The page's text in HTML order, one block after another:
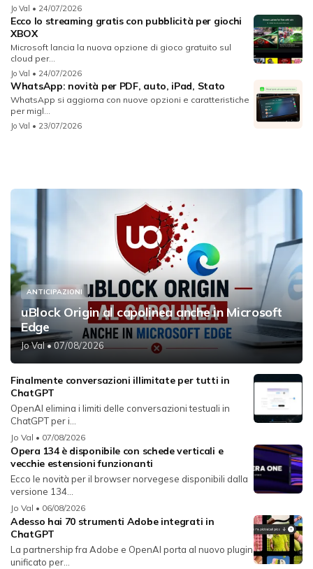
Jo Val • 24/07/2026
Ecco lo streaming gratis con pubblicità per giochi
XBOX
Microsoft lancia la nuova opzione di gioco gratuito sul
cloud per...
Jo Val • 24/07/2026
WhatsApp: novità per PDF, auto, iPad, Stato
WhatsApp si aggiorna con nuove opzioni e caratteristiche
per migl...
Jo Val • 23/07/2026
ANTICIPAZIONI
uBlock Origin al capolinea anche in Microsoft
Edge
Jo Val• 07/08/2026
Finalmente conversazioni illimitate per tutti in
ChatGPT
OpenAI elimina i limiti delle conversazioni testuali in
ChatGPT per i...
Jo Val • 07/08/2026
Opera 134 è disponibile con schede verticali e
vecchie estensioni funzionanti
Ecco le novità per il browser norvegese disponibili dalla
versione 134...
Jo Val • 06/08/2026
Adesso hai 70 strumenti Adobe integrati in
ChatGPT
La partnership fra Adobe e OpenAI porta al nuovo plugin
unificato per...